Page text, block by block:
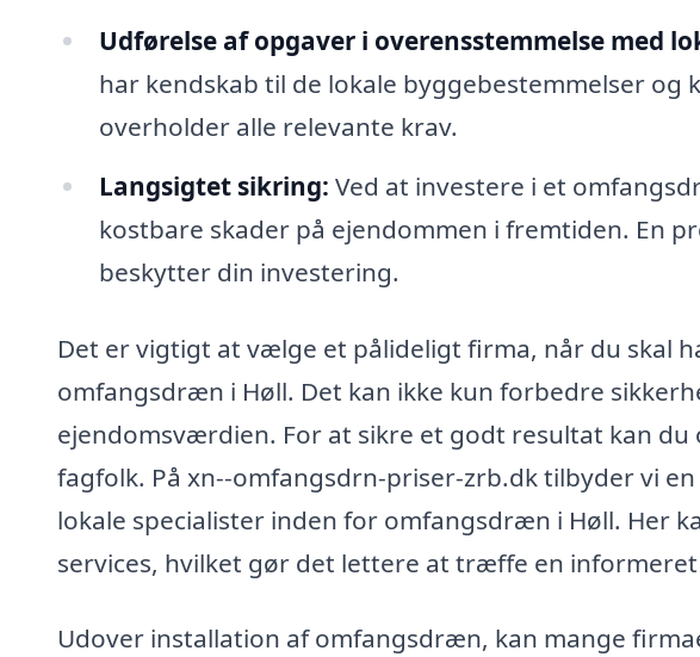
Udførelse af opgaver i overensstemmelse med
har kendskab til de lokale byggebestemmelser og
overholder alle relevante krav.
Langsigtet sikring: Ved at investere i et
kostbare skader på ejendommen i fremtiden. En
beskytter din investering.
Det er vigtigt at vælge et pålideligt firma, når du skal
omfangsdræn i Høll. Det kan ikke kun forbedre
ejendomsværdien. For at sikre et godt resultat kan
fagfolk. På xn--omfangsdrn-priser-zrb.dk tilbyder vi
lokale specialister inden for omfangsdræn i Høll. Her
services, hvilket gør det lettere at træffe en
Udover installation af omfangsdræn, kan mange